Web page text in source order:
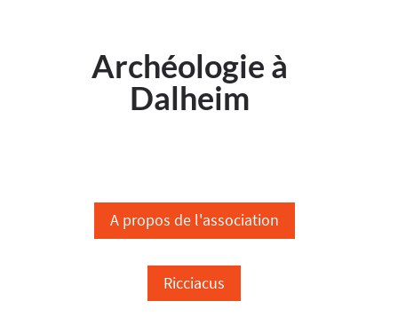
Archéologie à
Dalheim
A propos de l'association
Ricciacus